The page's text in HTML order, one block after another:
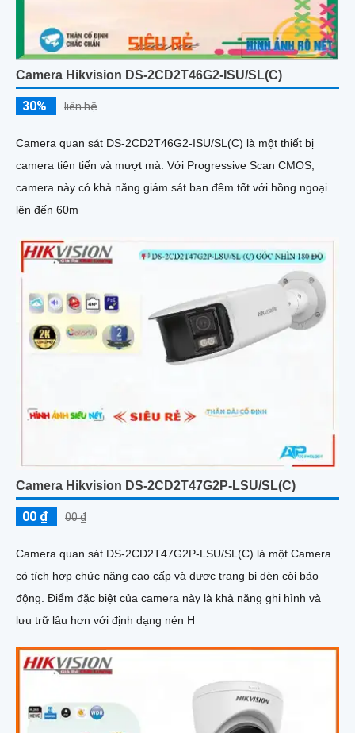
Camera Hikvision DS-2CD2T46G2-ISU/SL(C)
30% liên hệ
Camera quan sát DS-2CD2T46G2-ISU/SL(C) là một thiết bị
camera tiên tiến và mượt mà. Với Progressive Scan CMOS,
camera này có khả năng giám sát ban đêm tốt với hồng ngoại
lên đến 60m
Camera Hikvision DS-2CD2T47G2P-LSU/SL(C)
00 ₫ 00 ₫
Camera quan sát DS-2CD2T47G2P-LSU/SL(C) là một Camera
có tích hợp chức năng cao cấp và được trang bị đèn còi báo
động. Điểm đặc biệt của camera này là khả năng ghi hình và
lưu trữ lâu hơn với định dạng nén H